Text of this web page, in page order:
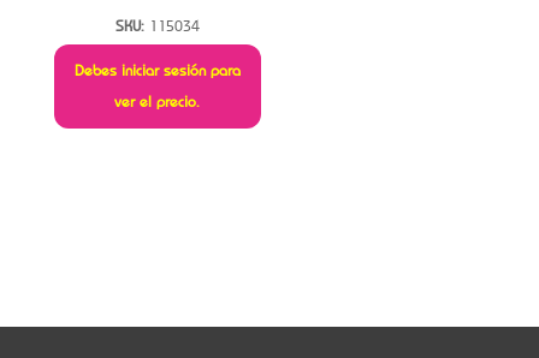
SKU: 115034
Debes iniciar sesión para
ver el precio.